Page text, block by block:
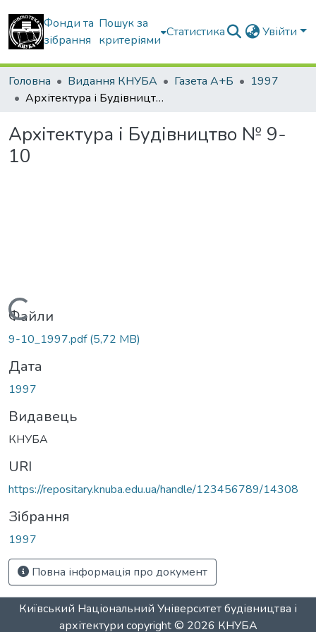
Фонди та
зібрання
Пошук за
критеріями
Статистика Увійти
Головна Видання КНУБА Газета А+Б
1997
Архітектура і Будівництво № 9-10
Архітектура і Будівництво № 9-
10
Вантажиться...
Файли
9-10_1997.pdf(5,72 MB)
Дата
1997
Видавець
КНУБА
URI
https://repositary.knuba.edu.ua/handle/123456789/14308
Зібрання
1997
Повна інформація про документ
Київський Національний Університет будівництва і
архітектури copyright © 2026 КНУБА